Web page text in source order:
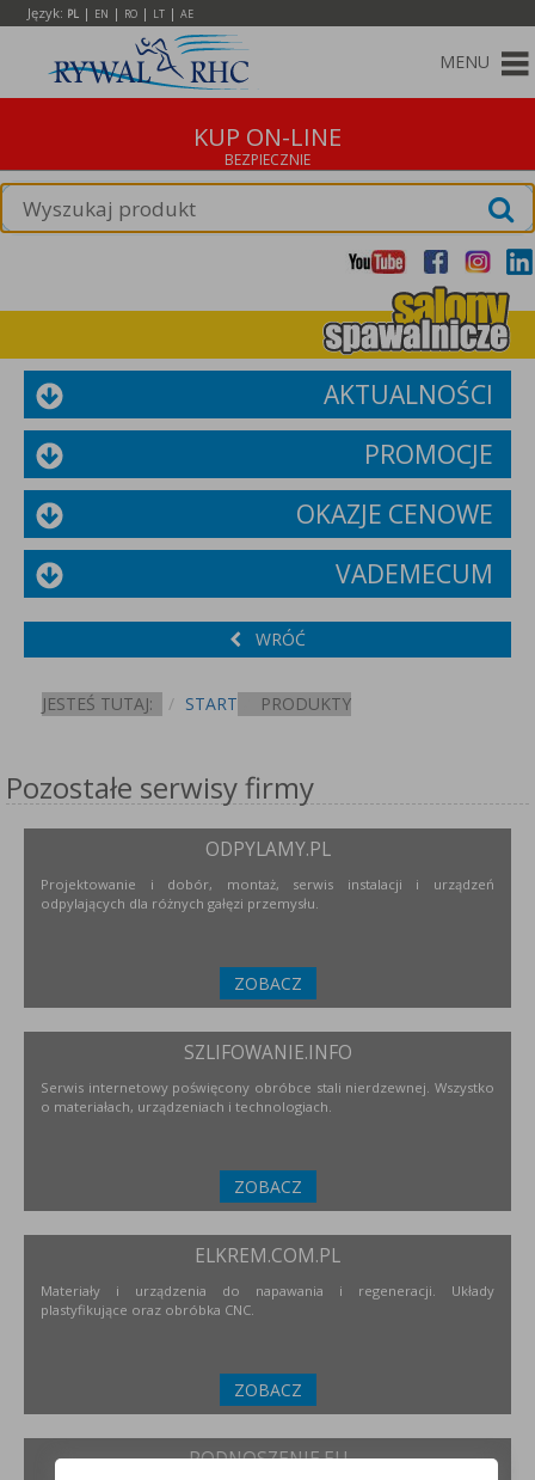
Język: PL | EN | RO | LT | AE
MENU
KUP ON-LINE
AKTUALNOŚCI
PROMOCJE
OKAZJE CENOWE
VADEMECUM
WRÓĆ
JESTEŚ TUTAJ: START PRODUKTY
Pozostałe serwisy firmy
ODPYLAMY.PL
Projektowanie i dobór, montaż, serwis instalacji i urządzeń
odpylających dla różnych gałęzi przemysłu.
ZOBACZ
SZLIFOWANIE.INFO
Serwis internetowy poświęcony obróbce stali nierdzewnej. Wszystko
o materiałach, urządzeniach i technologiach.
ZOBACZ
ELKREM.COM.PL
Materiały i urządzenia do napawania i regeneracji. Układy
plastyfikujące oraz obróbka CNC.
ZOBACZ
PODNOSZENIE.EU